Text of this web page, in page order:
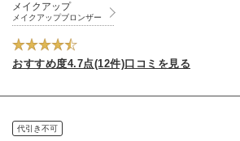
メイクアップ
メイクアップブロンザー
おすすめ度4.7点(12件)口コミを見る
代引き不可